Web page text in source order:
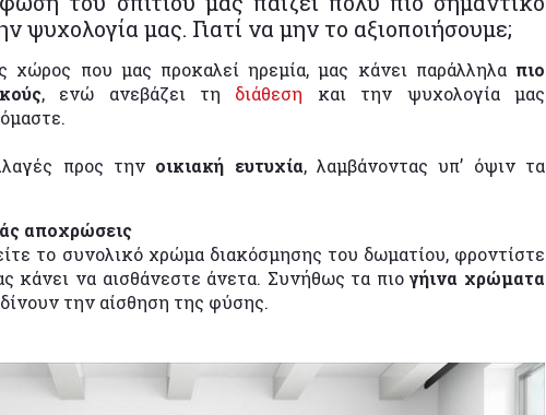
ψυχολογία μας. Γιατί να μην το αξιοποιήσουμε;
χώρος που μας προκαλεί ηρεμία, μας κάνει παράλληλα πιο
, ενώ ανεβάζει τη διάθεση και την ψυχολογία μας
προς την οικιακή ευτυχία, λαμβάνοντας υπ’ όψιν τα
αποχρώσεις
το συνολικό χρώμα διακόσμησης του δωματίου, φροντίστε
κάνει να αισθάνεστε άνετα. Συνήθως τα πιογήινα χρώματα
την αίσθηση της φύσης.